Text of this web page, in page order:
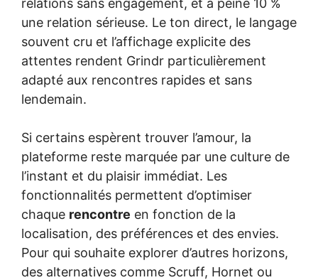
relations sans engagement, et à peine 10 %
une relation sérieuse. Le ton direct, le langage
souvent cru et l’affichage explicite des
attentes rendent Grindr particulièrement
adapté aux rencontres rapides et sans
lendemain.
Si certains espèrent trouver l’amour, la
plateforme reste marquée par une culture de
l’instant et du plaisir immédiat. Les
fonctionnalités permettent d’optimiser
chaque rencontre en fonction de la
localisation, des préférences et des envies.
Pour qui souhaite explorer d’autres horizons,
des alternatives comme Scruff, Hornet ou